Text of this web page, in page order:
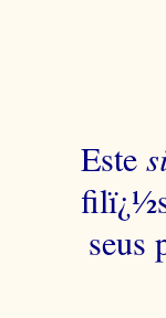
Este
seus